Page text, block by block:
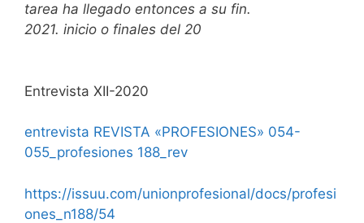
tarea ha llegado entonces a su fin.
2021. inicio o finales del 20
Entrevista XII-2020
entrevista REVISTA «PROFESIONES» 054-
055_profesiones 188_rev
https://issuu.com/unionprofesional/docs/profesi
ones_n188/54